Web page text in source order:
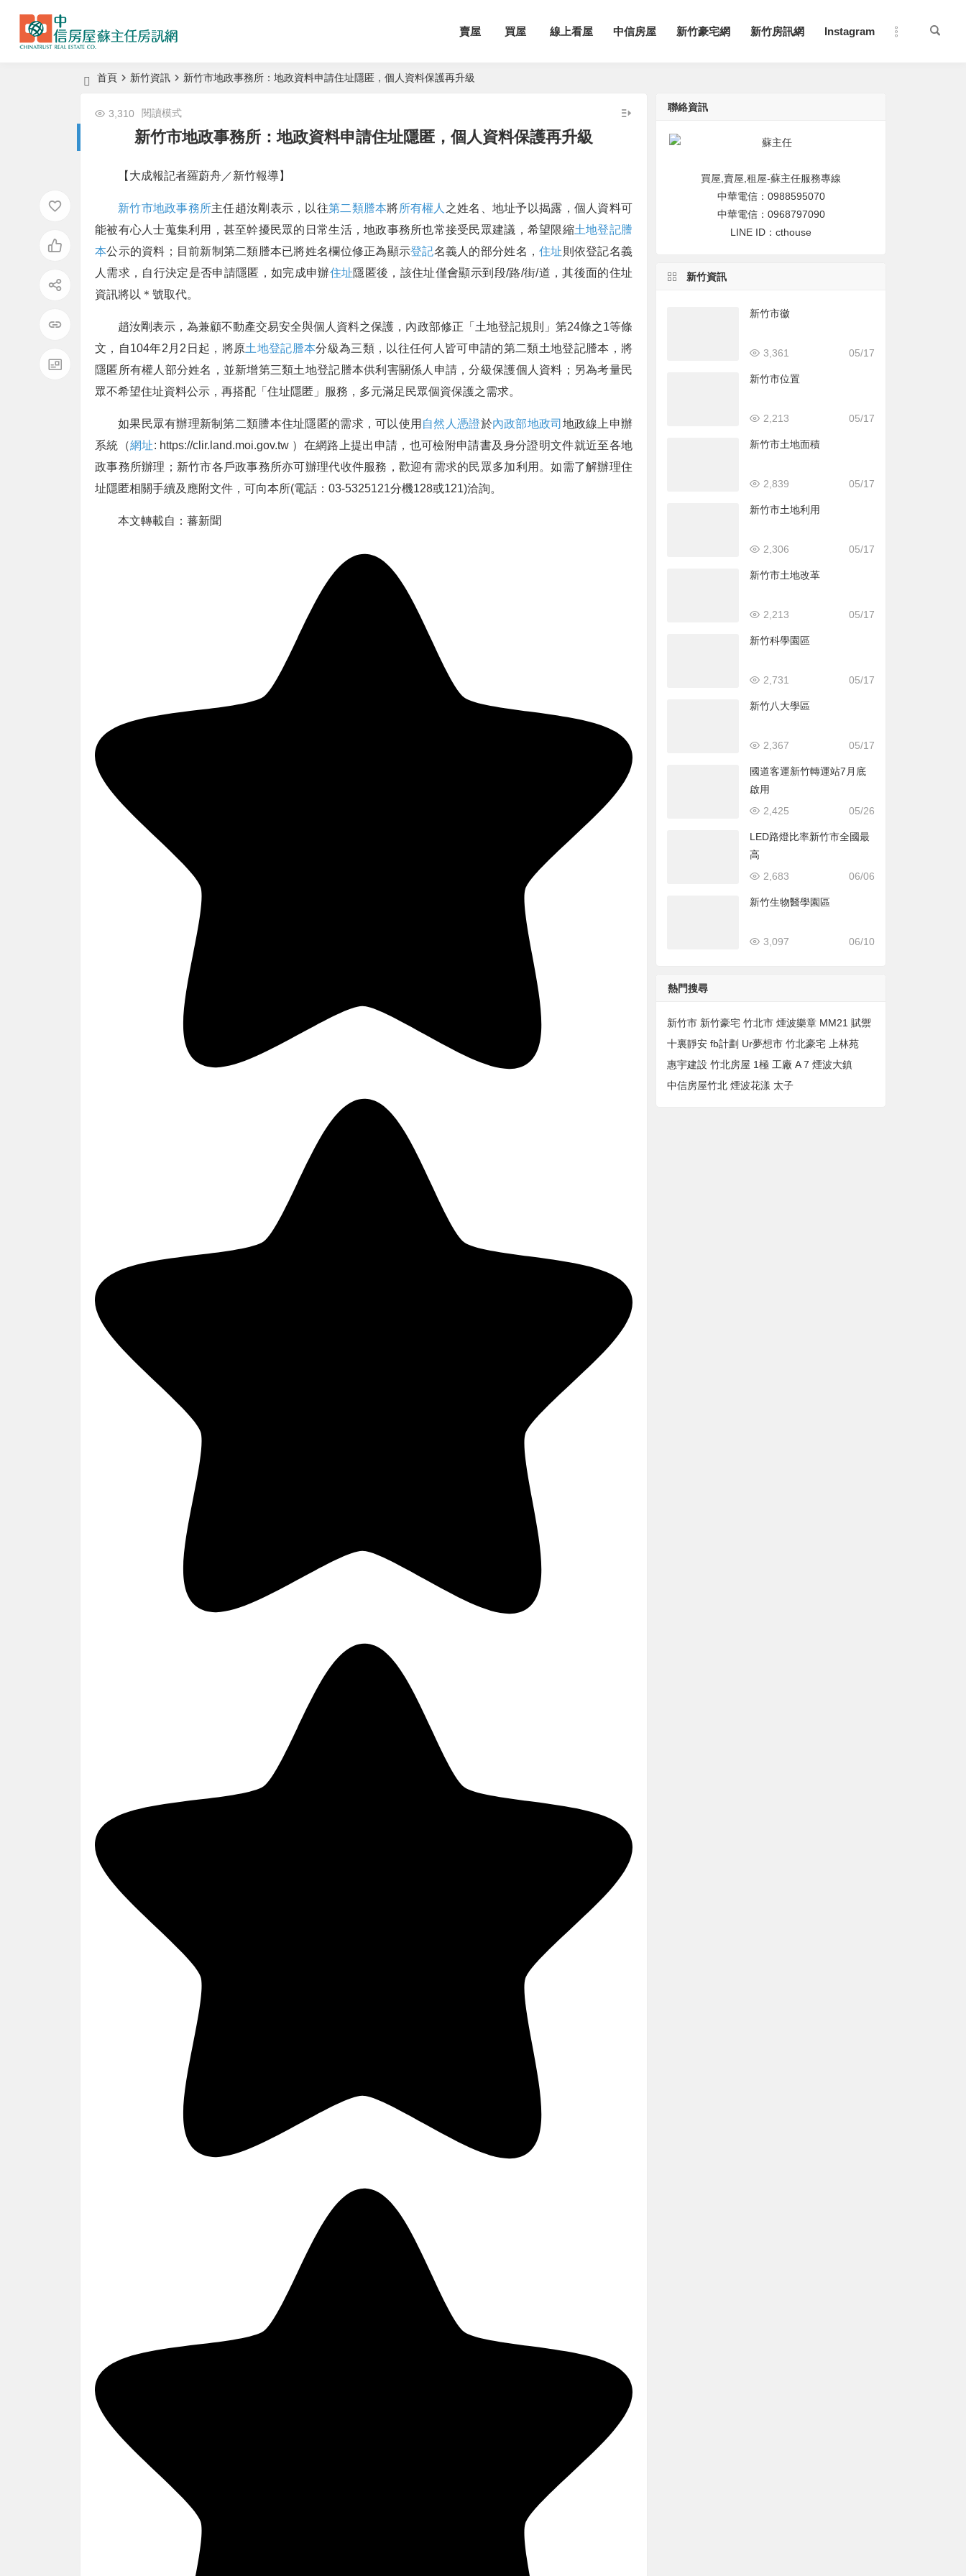
賣屋 買屋 線上看屋 中信房屋 新竹豪宅網 新竹房訊網 Instagram
首頁 新竹資訊 新竹市地政事務所：地政資料申請住址隱匿，個人資料保護再升級
新竹市地政事務所：地政資料申請住址隱匿，個人資料保護再升級
3,310 閱讀模式
【大成報記者羅蔚舟／新竹報導】
新竹市地政事務所主任趙汝剛表示，以往第二類謄本將所有權人 之姓名、地址予以揭露，個人資料可
能被有心人士蒐集利用，甚至幹擾民眾的日常生活，地政事務所也常接受民眾建議，希望限縮土地登記謄
本公示的資料；目前新制第二類謄本已將姓名欄位修正為顯示登記名義人的部分姓名，住址則依登記名義
人需求，自行決定是否申請隱匿，如完成申辦住址隱匿後，該住址僅會顯示到段/路/街/道，其後面的住址
資訊將以＊號取代。
趙汝剛表示，為兼顧不動產交易安全與個人資料之保護，內政部修正「土地登記規則」第24條之1等條
文，自104年2月2日起，將原土地登記謄本分級為三類，以往任何人皆可申請的第二類土地登記謄本，將
隱匿所有權人部分姓名，並新增第三類土地登記謄本供利害關係人申請，分級保護個人資料；另為考量民
眾不希望住址資料公示，再搭配「住址隱匿」服務，多元滿足民眾個資保護之需求。
如果民眾有辦理新制第二類謄本住址隱匿的需求，可以使用 自然人憑證於內政部地政司 地政線上申辦
系統（網址: https://clir.land.moi.gov.tw ）在網路上提出申請，也可檢附申請書及身分證明文件就近至各地
政事務所辦理；新竹市各戶政事務所亦可辦理代收件服務，歡迎有需求的民眾多加利用。如需了解辦理住
址隱匿相關手續及應附文件，可向本所(電話：03-5325121分機128或121)洽詢。
本文轉載自：蕃新聞
聯絡資訊
買屋,賣屋,租屋-蘇主任服務專線
中華電信：0988595070
中華電信：0968797090
LINE ID：cthouse
新竹資訊
新竹市徽
05/17
3,361
新竹市位置
05/17
2,213
新竹市土地面積
05/17
2,839
新竹市土地利用
05/17
2,306
新竹市土地改革
05/17
2,213
新竹科學園區
05/17
2,731
新竹八大學區
05/17
2,367
國道客運新竹轉運站7月底
啟用
05/26
2,425
LED路燈比率新竹市全國最
高
06/06
2,683
新竹生物醫學園區
06/10
3,097
熱門搜尋
新竹市 新竹豪宅 竹北市 煙波樂章 MM21 賦禦
十裏靜安 fb計劃 Ur夢想市 竹北豪宅
上林苑
惠宇建設 竹北房屋 1極 工廠 A 7 煙波大鎮
中信房屋竹北 煙波花漾 太子